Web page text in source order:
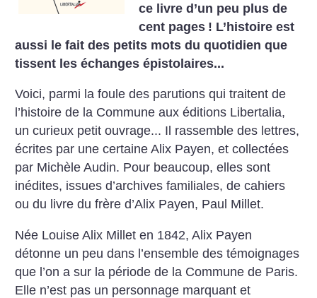
ce livre d’un peu plus de
cent pages ! L’histoire est
aussi le fait des petits mots du quotidien que
tissent les échanges épistolaires...
Voici, parmi la foule des parutions qui traitent de
l’histoire de la Commune aux éditions Libertalia,
un curieux petit ouvrage... Il rassemble des lettres,
écrites par une certaine Alix Payen, et collectées
par Michèle Audin. Pour beaucoup, elles sont
inédites, issues d’archives familiales, de cahiers
ou du livre du frère d’Alix Payen, Paul Millet.
Née Louise Alix Millet en 1842, Alix Payen
détonne un peu dans l’ensemble des témoignages
que l’on a sur la période de la Commune de Paris.
Elle n’est pas un personnage marquant et